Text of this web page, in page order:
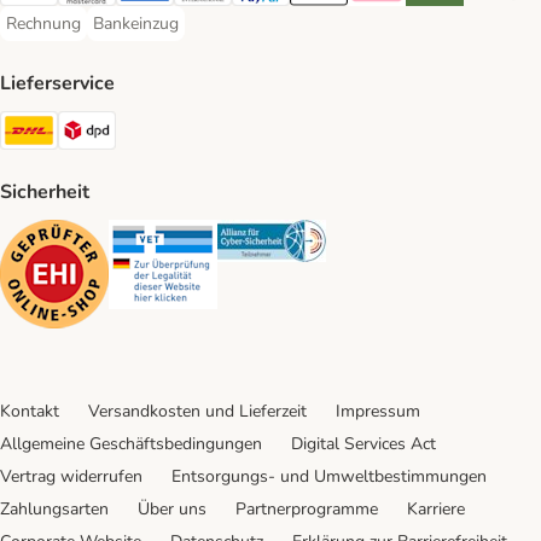
Rechnung
Rechnung Payment Method
Bankeinzug
Bankeinzug Payment Method
Lieferservice
DHL Shipping Method
Sicherheit
Security Security Security
Kontakt Versandkosten und Lieferzeit
Impressum
Allgemeine Geschäftsbedingungen
Digital Services Act
Vertrag widerrufen
Entsorgungs- und Umweltbestimmungen
Zahlungsarten
Über uns Partnerprogramme
Karriere